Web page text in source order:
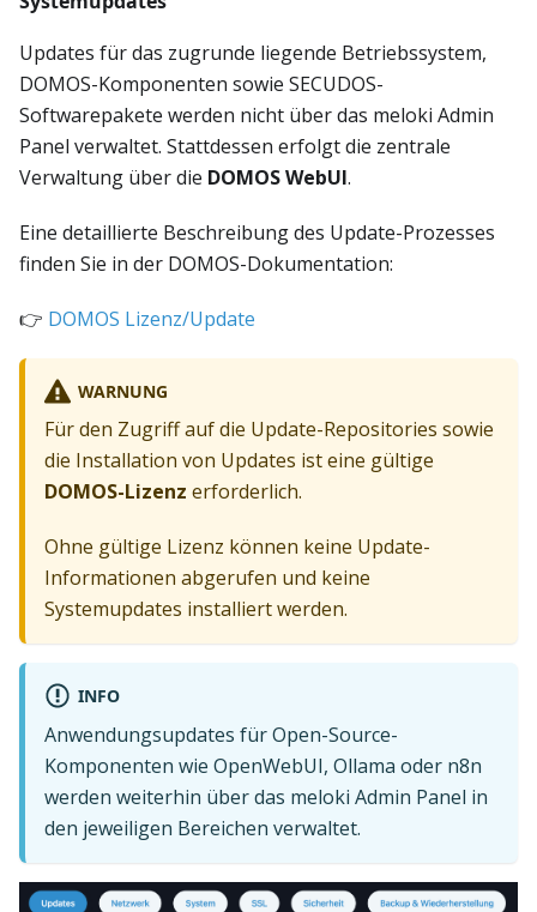
Updates für das zugrunde liegende Betriebssystem,
DOMOS-Komponenten sowie SECUDOS-
Softwarepakete werden nicht über das meloki Admin
Panel verwaltet. Stattdessen erfolgt die zentrale
Verwaltung über die DOMOS WebUI.
Eine detaillierte Beschreibung des Update-Prozesses
finden Sie in der DOMOS-Dokumentation:
👉 DOMOS Lizenz/Update
WARNUNG
Für den Zugriff auf die Update-Repositories sowie
die Installation von Updates ist eine gültige
DOMOS-Lizenz erforderlich.
Ohne gültige Lizenz können keine Update-
Informationen abgerufen und keine
Systemupdates installiert werden.
INFO
Anwendungsupdates für Open-Source-
Komponenten wie OpenWebUI, Ollama oder n8n
werden weiterhin über das meloki Admin Panel in
den jeweiligen Bereichen verwaltet.